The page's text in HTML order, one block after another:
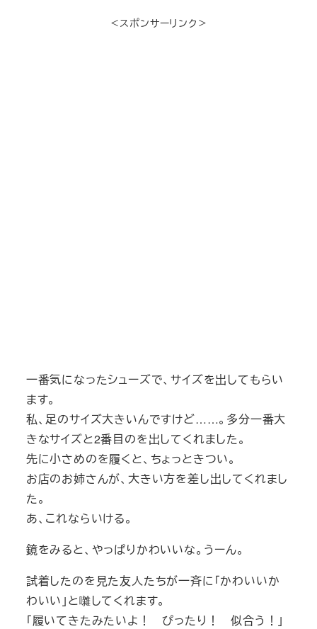
＜スポンサーリンク＞
一番気になったシューズで、サイズを出してもらい
ます。
私、足のサイズ大きいんですけど……。多分一番大
きなサイズと2番目のを出してくれました。
先に小さめのを履くと、ちょっときつい。
お店のお姉さんが、大きい方を差し出してくれまし
た。
あ、これならいける。
鏡をみると、やっぱりかわいいな。うーん。
試着したのを見た友人たちが一斉に「かわいいか
わいい」と囃してくれます。
「履いてきたみたいよ！ ぴったり！ 似合う！」